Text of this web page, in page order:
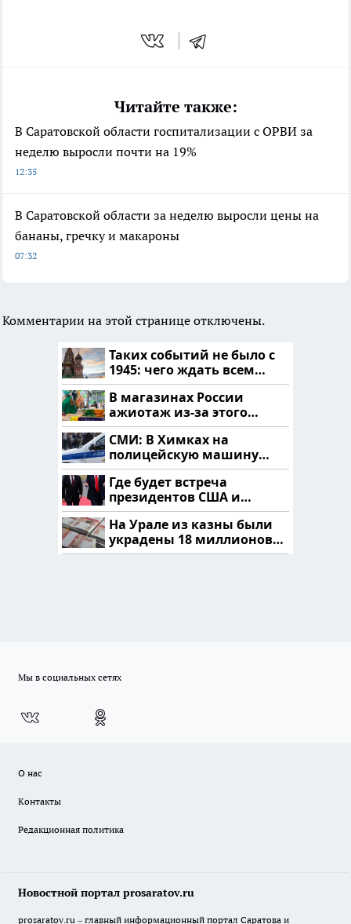
Читайте также:
В Саратовской области госпитализации с ОРВИ за
неделю выросли почти на 19%
12:35
В Саратовской области за неделю выросли цены на
бананы, гречку и макароны
07:32
Комментарии на этой странице отключены.
Таких событий не было с
1945: чего ждать всем
нам?
В магазинах России
ажиотаж из-за этого
продукта: что купить?
СМИ: В Химках на
полицейскую машину
напали и подожгли.
Где будет встреча
президентов США и
России: Европа?
На Урале из казны были
украдены 18 миллионов
рублей
Мы в социальных сетях
О нас
Контакты
Редакционная политика
Новостной портал prosaratov.ru
prosaratov.ru – главный информационный портал Саратова и